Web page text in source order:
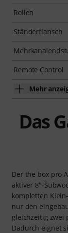
Rollen
Ständerflansch
Remote Control
Mehr
Das
Der the box pro
aktiver 8"-
kompletten
nur den
gleichzeitig zwei
Dadurch eignet